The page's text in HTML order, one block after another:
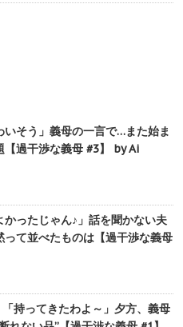
いそう」義母の一言で…また始ま
【過干渉な義母 #3】 by Ai
かったじゃん♪」話を聞かない夫
って並べたものは【過干渉な義母
持ってきたわよ～」夕方、義母